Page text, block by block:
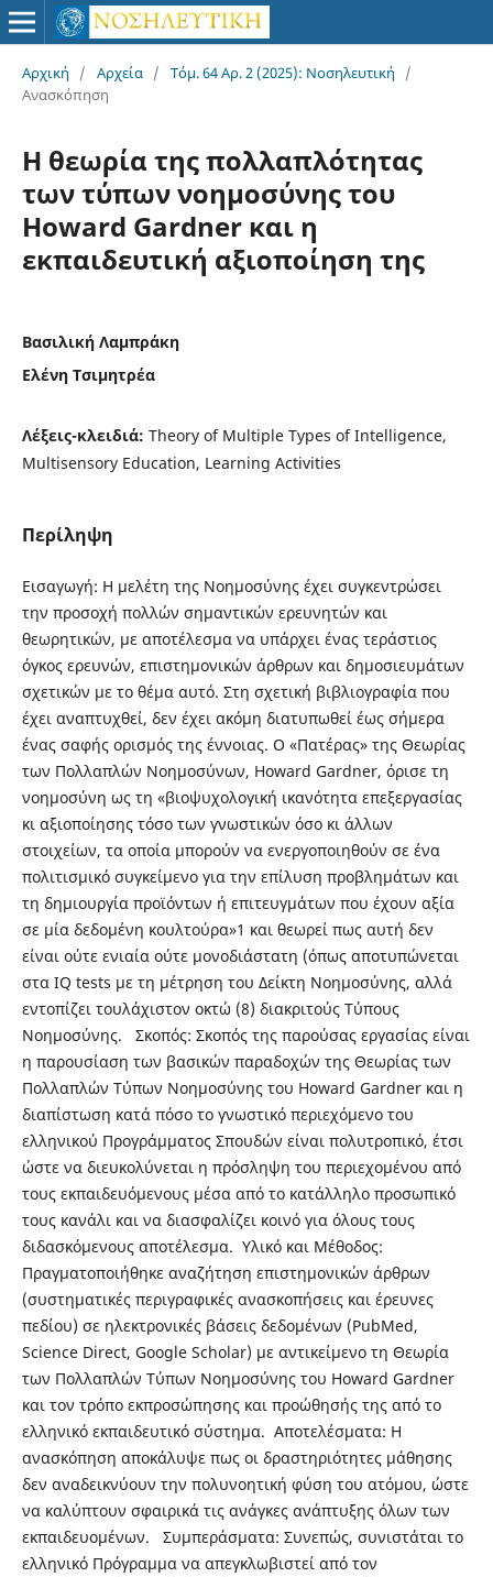
Αρχική / Αρχεία / Τόμ. 64 Αρ. 2 (2025): Νοσηλευτική
/
Ανασκόπηση
H θεωρία της πολλαπλότητας
των τύπων νοημοσύνης του
Ηoward Gardner και η
εκπαιδευτική αξιοποίηση της
Βασιλική Λαμπράκη
Ελένη Τσιμητρέα
Λέξεις-κλειδιά: Theory of Multiple Types of Intelligence,
Multisensory Education, Learning Activities
Περίληψη
Εισαγωγή: H μελέτη της Νοημοσύνης έχει συγκεντρώσει
την προσοχή πολλών σημαντικών ερευνητών και
θεωρητικών, με αποτέλεσμα να υπάρχει ένας τεράστιος
όγκος ερευνών, επιστημονικών άρθρων και δημοσιευμάτων
σχετικών με το θέμα αυτό. Στη σχετική βιβλιογραφία που
έχει αναπτυχθεί, δεν έχει ακόμη διατυπωθεί έως σήμερα
ένας σαφής ορισμός της έννοιας. Ο «Πατέρας» της Θεωρίας
των Πολλαπλών Νοημοσύνων, Howard Gardner, όρισε τη
νοημοσύνη ως τη «βιοψυχολογική ικανότητα επεξεργασίας
κι αξιοποίησης τόσο των γνωστικών όσο κι άλλων
στοιχείων, τα οποία μπορούν να ενεργοποιηθούν σε ένα
πολιτισμικό συγκείμενο για την επίλυση προβλημάτων και
τη δημιουργία προϊόντων ή επιτευγμάτων που έχουν αξία
σε μία δεδομένη κουλτούρα»1 και θεωρεί πως αυτή δεν
είναι ούτε ενιαία ούτε μονοδιάστατη (όπως αποτυπώνεται
στα IQ tests με τη μέτρηση του Δείκτη Νοημοσύνης, αλλά
εντοπίζει τουλάχιστον οκτώ (8) διακριτούς Τύπους
Νοημοσύνης. Σκοπός: Σκοπός της παρούσας εργασίας είναι
η παρουσίαση των βασικών παραδοχών της Θεωρίας των
Πολλαπλών Τύπων Νοημοσύνης του Howard Gardner και η
διαπίστωση κατά πόσο το γνωστικό περιεχόμενο του
ελληνικού Προγράμματος Σπουδών είναι πολυτροπικό, έτσι
ώστε να διευκολύνεται η πρόσληψη του περιεχομένου από
τους εκπαιδευόμενους μέσα από το κατάλληλο προσωπικό
τους κανάλι και να διασφαλίζει κοινό για όλους τους
διδασκόμενους αποτέλεσμα. Υλικό και Μέθοδος:
Πραγματοποιήθηκε αναζήτηση επιστημονικών άρθρων
(συστηματικές περιγραφικές ανασκοπήσεις και έρευνες
πεδίου) σε ηλεκτρονικές βάσεις δεδομένων (PubMed,
Science Direct, Google Scholar) με αντικείμενο τη Θεωρία
των Πολλαπλών Τύπων Νοημοσύνης του Howard Gardner
και τον τρόπο εκπροσώπησης και προώθησής της από το
ελληνικό εκπαιδευτικό σύστημα. Αποτελέσματα: Η
ανασκόπηση αποκάλυψε πως οι δραστηριότητες μάθησης
δεν αναδεικνύουν την πολυνοητική φύση του ατόμου, ώστε
να καλύπτουν σφαιρικά τις ανάγκες ανάπτυξης όλων των
εκπαιδευομένων. Συμπεράσματα: Συνεπώς, συνιστάται το
ελληνικό Πρόγραμμα να απεγκλωβιστεί από τον